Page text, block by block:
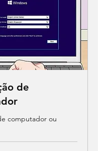
de
computador ou